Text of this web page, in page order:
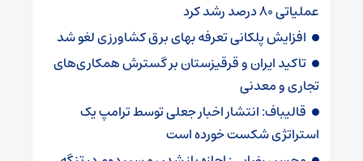
عملیاتی ۸۰ درصد رشد کرد
افزایش پلکانی تعرفه بهای برق کشاورزی لغو شد
تاکید ایران و قرقیزستان بر گسترش همکاری‌های
تجاری و معدنی
قالیباف: انتشار اخبار جعلی توسط ترامپ یک
استراتژی شکست خورده است